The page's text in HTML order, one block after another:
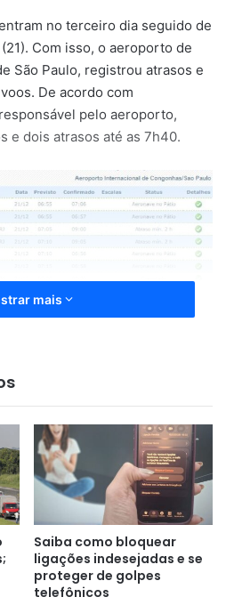
no terceiro dia seguido de
Com isso, o aeroporto de
São Paulo, registrou atrasos e
De acordo com
pelo aeroporto,
e dois atrasos até as 7h40.
São Paulo, o Aeroporto
6h20.
no Rio de Janeiro, foram
e um voo atrasado para
da paralisação, houve
de passageiros no saguão do
mais
Saiba como bloquear
ligações indesejadas e se
proteger de golpes
telefônicos